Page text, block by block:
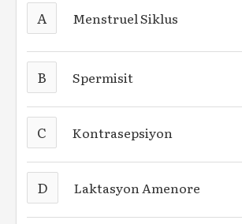
A Menstruel Siklus
B Spermisit
C Kontrasepsiyon
D Laktasyon Amenore